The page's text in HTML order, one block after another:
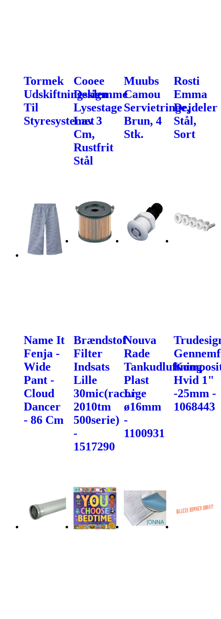
Tormek
Udskiftningsklemme
Til
Styresystemet
Cooee
Design
Lysestage
Lav 3
Cm,
Rustfrit
Stål
Muubs
Camou
Servietringe,
Brun, 4
Stk.
Rosti
Emma
Dejdeler
Stål,
Sort
Name It
Fenja -
Wide
Pant -
Cloud
Dancer
- 86 Cm
Brændstof
Filter
Indsats
Lille
30mic(racor
2010tm
500serie)
-
1517290
Nouva
Rade
Tankudluftning
Plast
Lige
ø16mm
-
1100931
Hvid 1"
-25mm -
1068443